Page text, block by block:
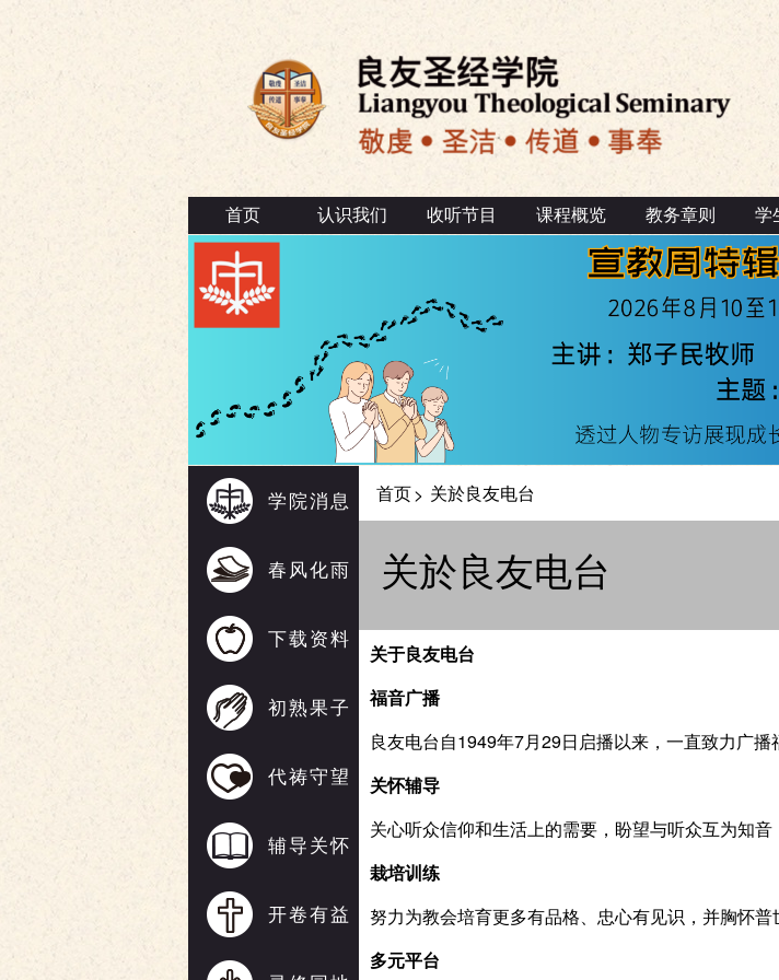
首页 认识我们 收听节目 课程概览 教务章则 学
学院消息
春风化雨
下载资料
初熟果子
代祷守望
辅导关怀
开卷有益
首页> 关於良友电台
关於良友电台
关于良友电台
福音广播
良友电台自1949年7月29日启播以来，一直致力广播
关怀辅导
关心听众信仰和生活上的需要，盼望与听众互为知
栽培训练
努力为教会培育更多有品格、忠心有见识，并胸怀普
多元平台